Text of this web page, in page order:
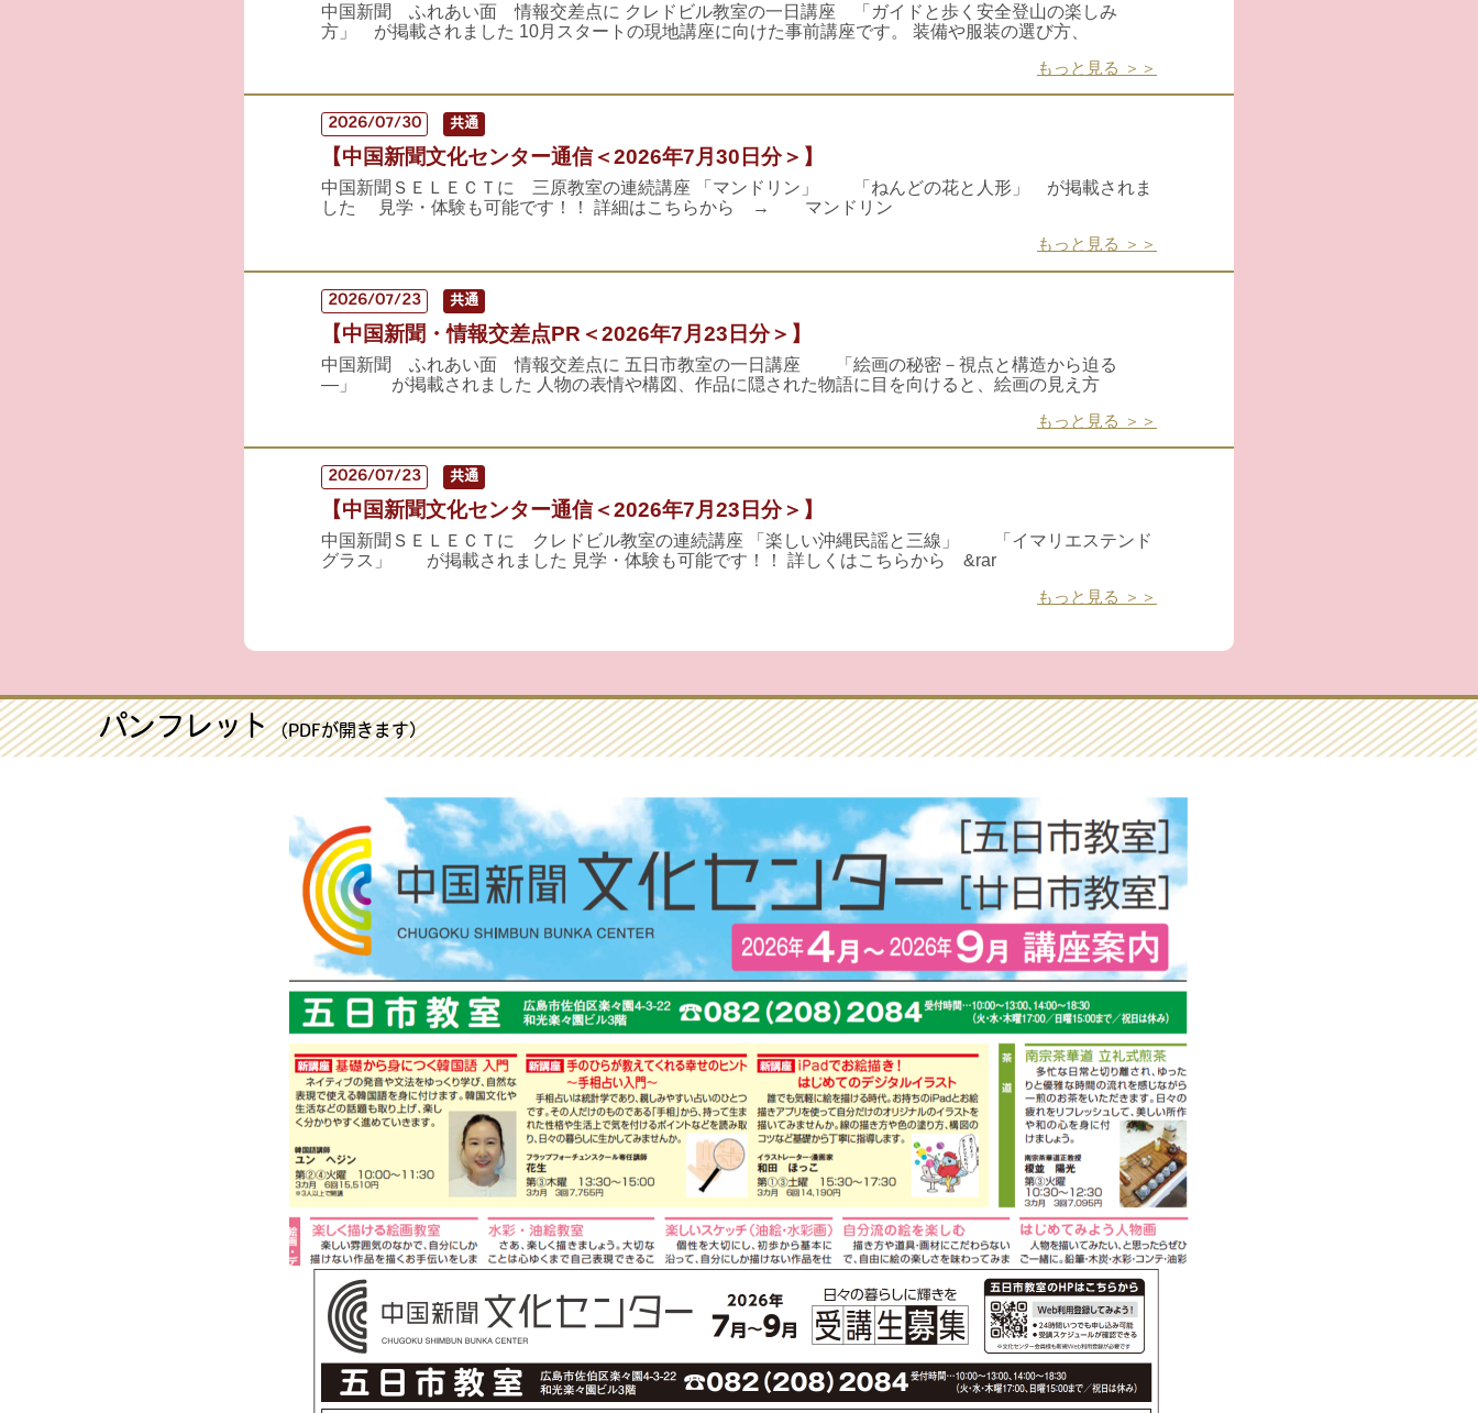
中国新聞 ふれあい面 情報交差点に クレドビル教室の一日講座 「ガイドと歩く安全登山の楽しみ
方」 が掲載されました 10月スタートの現地講座に向けた事前講座です。 装備や服装の選び方、
もっと見る ＞＞
2026/07/30 共通
【中国新聞文化センター通信＜2026年7月30日分＞】
中国新聞ＳＥＬＥＣＴに 三原教室の連続講座 「マンドリン」 「ねんどの花と人形」 が掲載されま
した 見学・体験も可能です！！ 詳細はこちらから → マンドリン
もっと見る ＞＞
2026/07/23 共通
【中国新聞・情報交差点PR＜2026年7月23日分＞】
中国新聞 ふれあい面 情報交差点に 五日市教室の一日講座 「絵画の秘密－視点と構造から迫る
―」 が掲載されました 人物の表情や構図、作品に隠された物語に目を向けると、絵画の見え方
もっと見る ＞＞
2026/07/23 共通
【中国新聞文化センター通信＜2026年7月23日分＞】
中国新聞ＳＥＬＥＣＴに クレドビル教室の連続講座 「楽しい沖縄民謡と三線」 「イマリエステンド
グラス」 が掲載されました 見学・体験も可能です！！ 詳しくはこちらから &rar
もっと見る ＞＞
パンフレット（PDFが開きます）